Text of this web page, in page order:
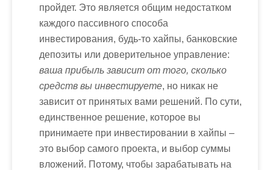
пройдет. Это является общим недостатком
каждого пассивного способа
инвестирования, будь-то хайпы, банковские
депозиты или доверительное управление:
ваша прибыль зависит от того, сколько
средств вы инвестируете, но никак не
зависит от принятых вами решений. По сути,
единственное решение, которое вы
принимаете при инвестировании в хайпы –
это выбор самого проекта, и выбор суммы
вложений. Потому, чтобы зарабатывать на